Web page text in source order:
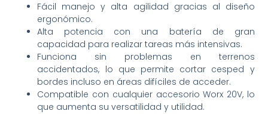
Fácil manejo y alta agilidad gracias al diseño
ergonómico.
Alta potencia con una batería de gran
capacidad para realizar tareas más intensivas.
Funciona sin problemas en terrenos
accidentados, lo que permite cortar cesped y
bordes incluso en áreas difíciles de acceder.
Compatible con cualquier accesorio Worx 20V, lo
que aumenta su versatilidad y utilidad.